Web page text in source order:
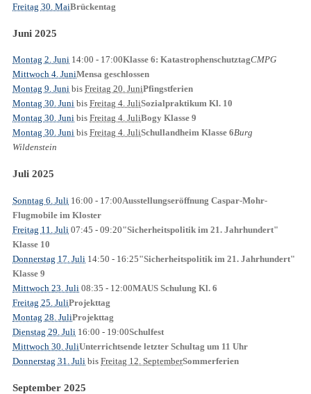
Freitag 30. MaiBrückentag
Juni 2025
Montag 2. Juni 14:00 - 17:00Klasse 6: KatastrophenschutztagCMPG
Mittwoch 4. JuniMensa geschlossen
Montag 9. Juni bis Freitag 20. JuniPfingstferien
Montag 30. Juni bis Freitag 4. JuliSozialpraktikum Kl. 10
Montag 30. Juni bis Freitag 4. JuliBogy Klasse 9
Montag 30. Juni bis Freitag 4. JuliSchullandheim Klasse 6Burg
Wildenstein
Juli 2025
Sonntag 6. Juli 16:00 - 17:00Ausstellungseröffnung Caspar-Mohr-
Flugmobile im Kloster
Freitag 11. Juli 07:45 - 09:20"Sicherheitspolitik im 21. Jahrhundert"
Klasse 10
Donnerstag 17. Juli 14:50 - 16:25"Sicherheitspolitik im 21. Jahrhundert"
Klasse 9
Mittwoch 23. Juli 08:35 - 12:00MAUS Schulung Kl. 6
Freitag 25. JuliProjekttag
Montag 28. JuliProjekttag
Dienstag 29. Juli 16:00 - 19:00Schulfest
Mittwoch 30. JuliUnterrichtsende letzter Schultag um 11 Uhr
Donnerstag 31. Juli bis Freitag 12. SeptemberSommerferien
September 2025